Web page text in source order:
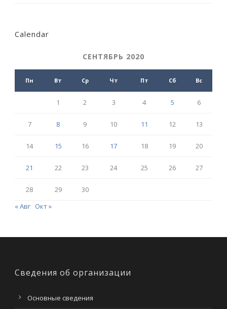
Calendar
СЕНТЯБРЬ 2020
Пн Вт Ср Чт Пт Сб Вс
1 2 3 4 5 6
7 8 9 10 11 12 13
14 15 16 17 18 19 20
21 22 23 24 25 26 27
28 29
30
« Авг Окт »
Сведения об организации
Основные сведения